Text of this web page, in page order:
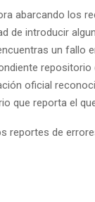
abarcando los
de introducir
un fallo
repositorio
oficial
que reporta el
reportes de